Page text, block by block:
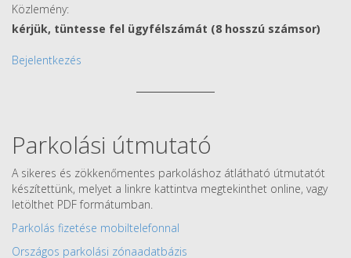
Közlemény:
kérjük, tüntesse fel ügyfélszámát (8 hosszú számsor)
Bejelentkezés
Parkolási útmutató
A sikeres és zökkenőmentes parkoláshoz átlátható útmutatót
készítettünk, melyet a linkre kattintva megtekinthet online, vagy
letölthet PDF formátumban.
Parkolás fizetése mobiltelefonnal
Országos parkolási zónaadatbázis